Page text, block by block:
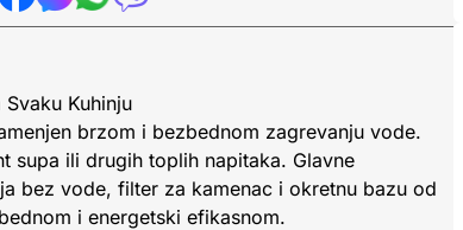
Kuhinju
brzom i bezbednom zagrevanju vode.
supa ili drugih toplih napitaka. Glavne
bez vode, filter za kamenac i okretnu bazu od
i energetski efikasnom.